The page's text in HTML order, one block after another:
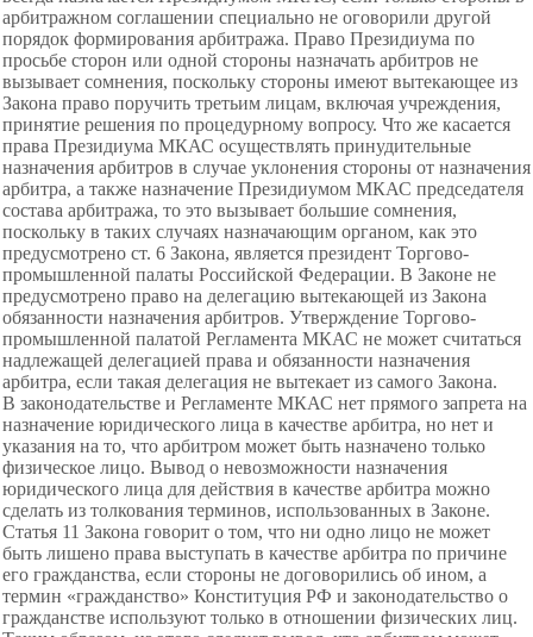
арбитражном соглашении специально не оговорили другой
порядок формирования арбитража. Право Президиума по
просьбе сторон или одной стороны назначать арбитров не
вызывает сомнения, поскольку стороны имеют вытекающее из
Закона право поручить третьим лицам, включая учреждения,
принятие решения по процедурному вопросу. Что же касается
права Президиума МКАС осуществлять принудительные
назначения арбитров в случае уклонения стороны от назначения
арбитра, а также назначение Президиумом МКАС председателя
состава арбитража, то это вызывает большие сомнения,
поскольку в таких случаях назначающим органом, как это
предусмотрено ст. 6 Закона, является президент Торгово-
промышленной палаты Российской Федерации. В Законе не
предусмотрено право на делегацию вытекающей из Закона
обязанности назначения арбитров. Утверждение Торгово-
промышленной палатой Регламента МКАС не может считаться
надлежащей делегацией права и обязанности назначения
арбитра, если такая делегация не вытекает из самого Закона.
В законодательстве и Регламенте МКАС нет прямого запрета на
назначение юридического лица в качестве арбитра, но нет и
указания на то, что арбитром может быть назначено только
физическое лицо. Вывод о невозможности назначения
юридического лица для действия в качестве арбитра можно
сделать из толкования терминов, использованных в Законе.
Статья 11 Закона говорит о том, что ни одно лицо не может
быть лишено права выступать в качестве арбитра по причине
его гражданства, если стороны не договорились об ином, а
термин «гражданство» Конституция РФ и законодательство о
гражданстве используют только в отношении физических лиц.